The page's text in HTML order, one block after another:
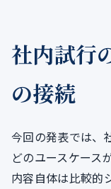
社内試行
の接続
今回の発表では、
どのユースケース
内容自体は比較的